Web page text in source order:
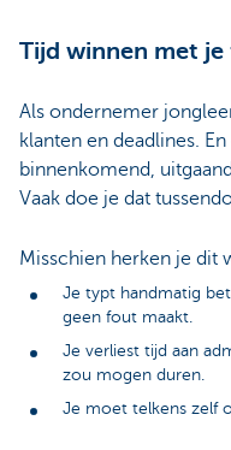
Tijd winnen met
Als ondernemer
klanten en deadlines.
binnenkomend,
Vaak doe je dat
Misschien herken je dit
Je typt handmatig
geen fout maakt.
Je verliest tijd aan
zou mogen duren.
Je moet telkens zelf